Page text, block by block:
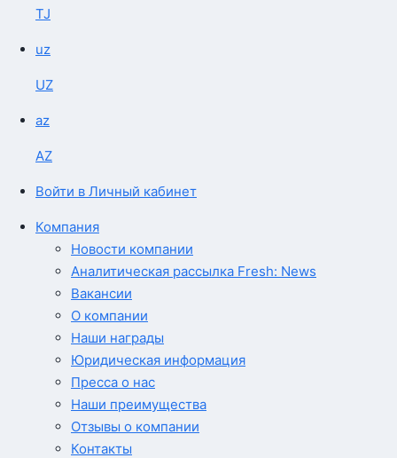
TJ
uz
UZ
az
AZ
Войти в Личный кабинет
Компания
Новости компании
Аналитическая рассылка Fresh: News
Вакансии
О компании
Наши награды
Юридическая информация
Пресса о нас
Наши преимущества
Отзывы о компании
Контакты